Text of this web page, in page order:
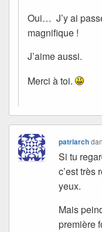
Oui… J’y ai
magnifique !
J’aime aussi.
Merci à toi.
patriarch
Si tu
c’est très
yeux.
Mais
première